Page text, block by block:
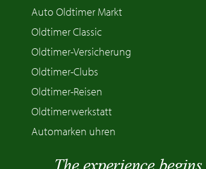
Auto Oldtimer Markt
Oldtimer Classic
Oldtimer-Versicherung
Oldtimer-Clubs
Oldtimer-Reisen
Oldtimerwerkstatt
Automarken uhren